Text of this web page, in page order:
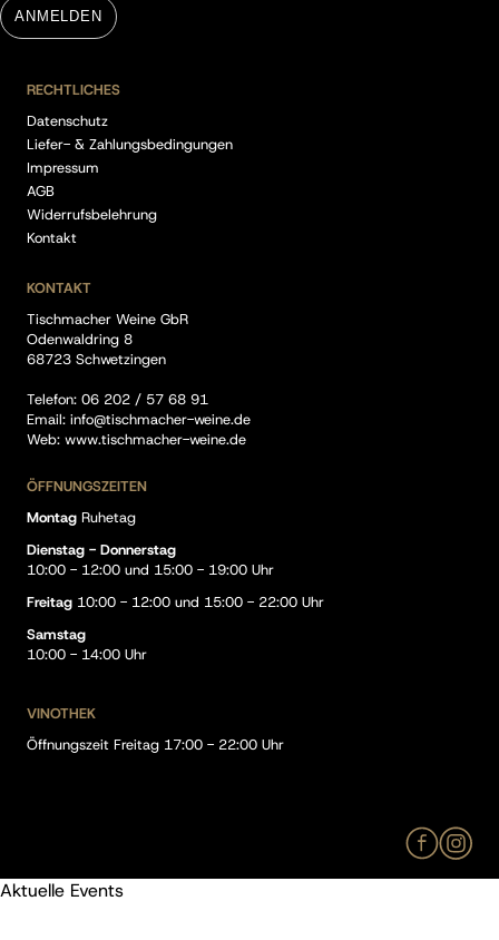
ANMELDEN
RECHTLICHES
Datenschutz
Liefer- & Zahlungsbedingungen
Impressum
AGB
Widerrufsbelehrung
Kontakt
KONTAKT
Tischmacher Weine GbR
Odenwaldring 8
68723 Schwetzingen
Telefon: 06 202 / 57 68 91
Email: info@tischmacher-weine.de
Web: www.tischmacher-weine.de
ÖFFNUNGSZEITEN
Montag Ruhetag
Dienstag - Donnerstag
10:00 - 12:00 und 15:00 - 19:00 Uhr
Freitag 10:00 - 12:00 und 15:00 - 22:00 Uhr
Samstag
10:00 - 14:00 Uhr
VINOTHEK
Öffnungszeit Freitag 17:00 - 22:00 Uhr
Aktuelle Events